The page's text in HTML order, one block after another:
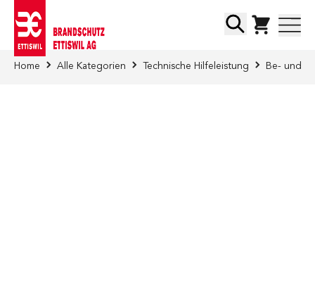
Suche
Home Alle Kategorien Technische Hilfeleistung Be- und